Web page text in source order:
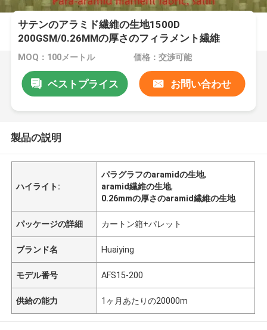
サテンのアラミド繊維の生地1500D
200GSM/0.26MMの厚さのフィラメント繊維
MOQ：100メートル 価格：交渉可能
ベストプライス お問い合わせ
製品の説明
ハイライト:
パラグラフのaramidの生地,
aramid繊維の生地,
0.26mmの厚さのaramid繊維の生地
パッケージの詳細 カートン箱+パレット
ブランド名 Huaiying
モデル番号 AFS15-200
供給の能力 1ヶ月あたりの20000m